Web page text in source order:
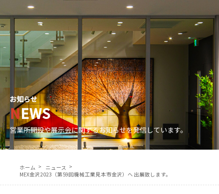
協力会社募集 各種お問合せ
電話問い合わせ｜0774-41-2337 (直通)
EN
お知らせ
NEWS
営業所開設や展示会に関するお知らせを発信しています。
ホーム
ニュース
MEX金沢2023（第59回機械工業見本市金沢）へ 出展致します。